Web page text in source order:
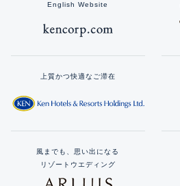
English Website
上質かつ快適なご滞在
風までも、思い出になる
リゾートウエディング